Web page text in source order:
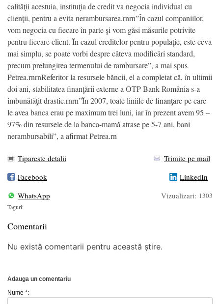
calităţii acestuia, instituţia de credit va negocia individual cu
clienţii, pentru a evita nerambursarea.rnrn”În cazul companiilor,
vom negocia cu fiecare în parte şi vom găsi măsurile potrivite
pentru fiecare client. În cazul creditelor pentru populaţie, este ceva
mai simplu, se poate vorbi despre câteva modificări standard,
precum prelungirea termenului de rambursare”, a mai spus
Petrea.rnrnReferitor la resursele băncii, el a completat că, în ultimii
doi ani, stabilitatea finanţării externe a OTP Bank România s-a
îmbunătăţit drastic.rnrn”În 2007, toate liniile de finanţare pe care
le avea banca erau pe maximum trei luni, iar în prezent avem 95 –
97% din resursele de la banca-mamă atrase pe 5-7 ani, bani
nerambursabili”, a afirmat Petrea.rn
Tipareste detalii
Trimite pe mail
Facebook
LinkedIn
WhatsApp
Vizualizari: 1303
Taguri:
Comentarii
Nu există comentarii pentru această știre.
Adauga un comentariu
Nume *: